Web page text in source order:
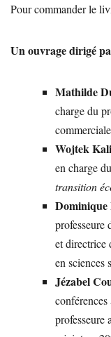
Pour commander le
Un ouvrage dirigé
Mathilde
charge du
Wojtek
en charge
transition
Dominique
professeure
et directrice
en
Jézabel
professeure